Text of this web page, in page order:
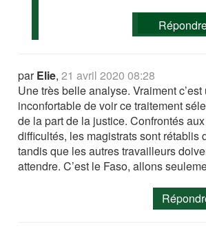
parElie,21 avril 2020 08:28
Une très belle analyse. Vraiment c’est
inconfortable de voir ce traitement
de la part de la justice. Confrontés
difficultés, les magistrats sont rétablis
tandis que les autres travailleurs
attendre. C’est le Faso, allons